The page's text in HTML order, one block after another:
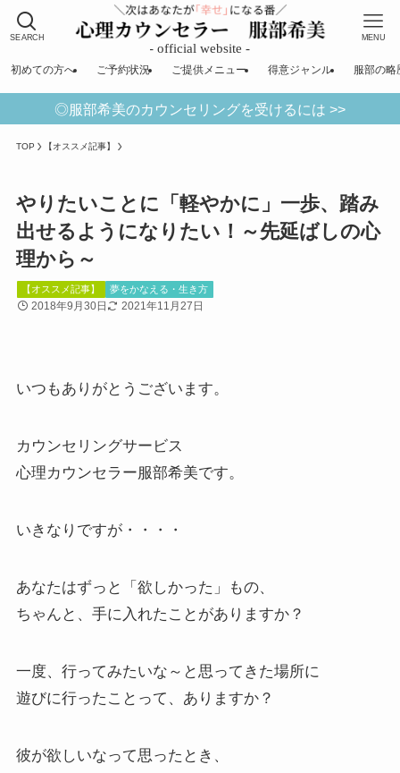
SEARCH MENU
初めての方へ ご予約状況 ご提供メニュー 得意ジャンル 服部の略
◎服部希美のカウンセリングを受けるには >>
TOP 【オススメ記事】
やりたいことに「軽やかに」一歩、踏み
出せるようになりたい！～先延ばしの心
理から～
【オススメ記事】 夢をかなえる・生き方
2018年9月30日 2021年11月27日
いつもありがとうございます。
カウンセリングサービス
心理カウンセラー服部希美です。
いきなりですが・・・・
あなたはずっと「欲しかった」もの、
ちゃんと、手に入れたことがありますか？
一度、行ってみたいな～と思ってきた場所に
遊びに行ったことって、ありますか？
彼が欲しいなって思ったとき、